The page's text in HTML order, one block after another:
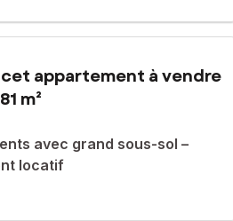
appartement à vendre
m²
avec grand sous-sol –
locatif
avec grand sous-sol – Idéal